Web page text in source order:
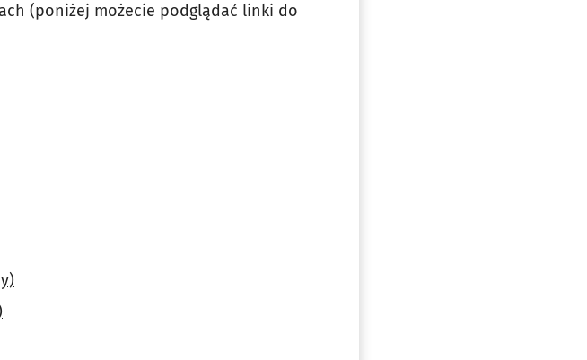
(poniżej możecie podglądać linki do